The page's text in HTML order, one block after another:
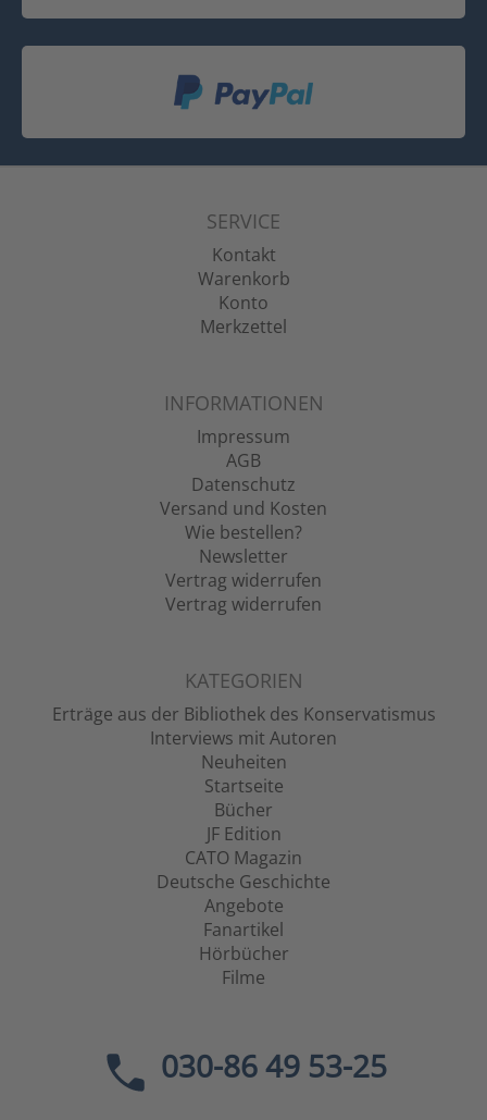
SERVICE
Kontakt
Warenkorb
Konto
Merkzettel
INFORMATIONEN
Impressum
AGB
Datenschutz
Versand und Kosten
Wie bestellen?
Newsletter
Vertrag widerrufen
Vertrag widerrufen
KATEGORIEN
Erträge aus der Bibliothek des Konservatismus
Interviews mit Autoren
Neuheiten
Startseite
Bücher
JF Edition
CATO Magazin
Deutsche Geschichte
Angebote
Fanartikel
Hörbücher
Filme
030-86 49 53-25